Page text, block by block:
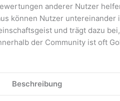
anderer Nutzer
können Nutzer untereinander
und trägt dazu
der Community ist oft
Beschreibung